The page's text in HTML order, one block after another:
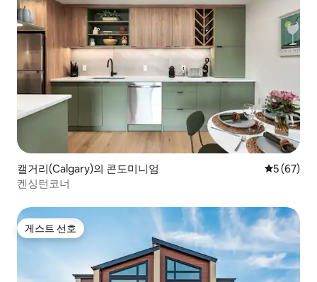
캘거리(Calgary)의 콘도미니엄 평점 5점(5
5 (67)
켄싱턴코너
게스트 선호
게스트 선호